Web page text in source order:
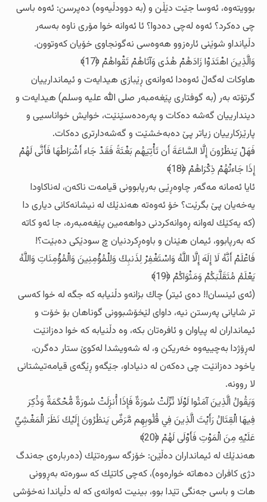
بوویته‌وه‌، ئه‌وسا جێت دێڵن و (به‌ دوودڵیه‌وه‌) ده‌پرسن: ئه‌وه‌ باسی
چی ده‌کرد؟ ئه‌وه‌ له‌چی ده‌دوا؟ ئا ئه‌وانه‌ خوا مۆری ناوه‌ به‌سه‌ر
دڵیانداو شوێنی ئاره‌زوو هه‌وه‌سی نه‌گونجاوی خۆیان که‌وتوون.
وَالَّذِينَ اهْتَدَوْا زَادَهُمْ هُدًى وَآتَاهُمْ تَقْواهُمْ ﴿17﴾
هاوکات له‌گه‌ڵ ئه‌وه‌دا ئه‌وانه‌ی ڕێبازی هیدایه‌ت و ئیماندارییان
گرتۆته‌ به‌ر (به‌ گوفتاری پێغه‌مبه‌ر صلی الله‌ علیه‌ وسلم) هیدایه‌ت و
دیندارییان گه‌شه‌ ده‌کات و په‌ره‌ده‌سێنێت، خوایش خواناسیی و
پارێزکارییان زیاتر پێ ده‌به‌خشێت و گه‌شه‌دارتری ده‌کات.
فَهَلْ يَنظُرُونَ إِلَّا السَّاعَةَ أَن تَأْتِيَهُم بَغْتَةً فَقَدْ جَاء أَشْرَاطُهَا فَأَنَّى لَهُمْ
إِذَا جَاءتْهُمْ ذِكْرَاهُمْ ﴿18﴾
ئایا ئه‌مانه‌ مه‌گه‌ر چاوه‌ڕێی به‌رپابوونی قیامه‌ت ناکه‌ن، له‌ناکاودا
یه‌خه‌یان پێ بگرێت؟ خۆ ئه‌وه‌ته‌ هه‌ندێك له‌ نیشانه‌کانی دیاری دا
(که‌ یه‌کێك له‌وانه‌ ڕه‌وانه‌کردنی دواهه‌مین پێغه‌مبه‌ره‌، جا ئه‌و کاته‌
که‌ به‌رپابوو، ئیمان هێنان و باوه‌ڕکردنیان چ سودێکی ده‌بێت؟!
فَاعْلَمْ أَنَّهُ لَا إِلَهَ إِلَّا اللَّهُ وَاسْتَغْفِرْ لِذَنبِكَ وَلِلْمُؤْمِنِينَ وَالْمُؤْمِنَاتِ وَاللَّهُ
يَعْلَمُ مُتَقَلَّبَكُمْ وَمَثْوَاكُمْ ﴿19﴾
(ئه‌ی ئینسان!! ده‌ی ئیتر) چاك بزانه‌و دڵنیابه‌ که‌ جگه‌ له‌ خوا که‌سی
تر شایانی په‌رستن نیه‌، داوای لێخۆشبوونی گوناهان بۆ خۆت و
ئیمانداران له‌ پیاوان و ئافره‌تان بکه‌، وه‌ دڵنیابه‌ که‌ خوا ده‌زانێت
له‌ڕۆژدا به‌چییه‌وه‌ خه‌ریکن و، له‌ شه‌ویشدا له‌کوێ ستار ده‌گرن،
یاخود ده‌زانێت چی ده‌که‌ن له‌ دنیاداو، جێگه‌و ڕێگه‌ی قیامه‌تیشتانی
لا روونه‌.
وَيَقُولُ الَّذِينَ آمَنُوا لَوْلَا نُزِّلَتْ سُورَةٌ فَإِذَا أُنزِلَتْ سُورَةٌ مُّحْكَمَةٌ وَذُكِرَ
فِيهَا الْقِتَالُ رَأَيْتَ الَّذِينَ فِي قُلُوبِهِم مَّرَضٌ يَنظُرُونَ إِلَيْكَ نَظَرَ الْمَغْشِيِّ
عَلَيْهِ مِنَ الْمَوْتِ فَأَوْلَى لَهُمْ ﴿20﴾
هه‌ندێك له‌ ئیمانداران ده‌ڵێن: خۆزگه‌ سوره‌تێك (ده‌رباره‌ی جه‌ندگ
دژی کافران ده‌هاته‌ خواره‌وه‌)، که‌چی کاتێك که‌ سوره‌ته‌ به‌ڕوونی
هات و باسی جه‌نگی تێدا بوو، بینیت ئه‌وانه‌ی که‌ له‌ دڵیاندا نه‌خۆشی